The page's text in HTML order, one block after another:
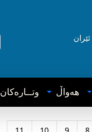
ئێران
هه‌واڵ وتــاره‌کان